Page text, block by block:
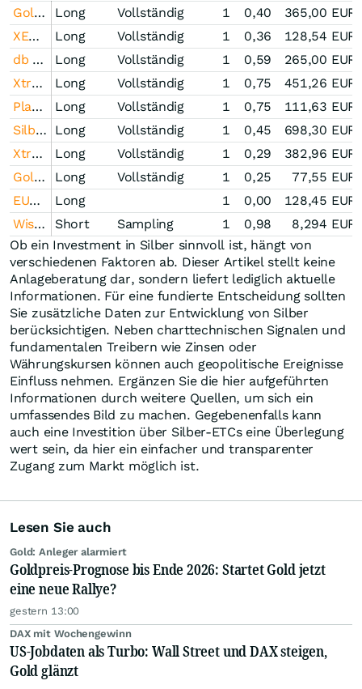
Gold Bullion Securities
Long Vollständig 1 0,40 365,00 EUR
XETRA Gold
Long Vollständig 1 0,36 128,54 EUR
db Physical Gold ETC Euro Hedged
Long Vollständig 1 0,59 265,00 EUR
Xtrackers Physical Silver EUR Hedged ETC
Long Vollständig 1 0,75 451,26 EUR
Platin Index Zertifikat Open-End (DBETC)
Long Vollständig 1 0,75 111,63 EUR
Silber Index Zertifikat Open-End (DBETC)
Long Vollständig 1 0,45 698,30 EUR
Xtrackers Physical Gold ETC (EUR) der DB ETC plc
Long Vollständig 1 0,29 382,96 EUR
Gold Index Zertifikat Open-End (iShares plc)
Long Vollständig 1 0,25 77,55 EUR
EUWAX Gold
Long 1 0,00 128,45 EUR
WisdomTree Copper 1x Daily Short
Short Sampling 1 0,98 8,294 EUR
Ob ein Investment in Silber sinnvoll ist, hängt von
verschiedenen Faktoren ab. Dieser Artikel stellt keine
Anlageberatung dar, sondern liefert lediglich aktuelle
Informationen. Für eine fundierte Entscheidung sollten
Sie zusätzliche Daten zur Entwicklung von Silber
berücksichtigen. Neben charttechnischen Signalen und
fundamentalen Treibern wie Zinsen oder
Währungskursen können auch geopolitische Ereignisse
Einfluss nehmen. Ergänzen Sie die hier aufgeführten
Informationen durch weitere Quellen, um sich ein
umfassendes Bild zu machen. Gegebenenfalls kann
auch eine Investition über Silber-ETCs eine Überlegung
wert sein, da hier ein einfacher und transparenter
Zugang zum Markt möglich ist.
Lesen Sie auch
Gold: Anleger alarmiert
Goldpreis-Prognose bis Ende 2026: Startet Gold jetzt
eine neue Rallye?
gestern 13:00
DAX mit Wochengewinn
US-Jobdaten als Turbo: Wall Street und DAX steigen,
Gold glänzt